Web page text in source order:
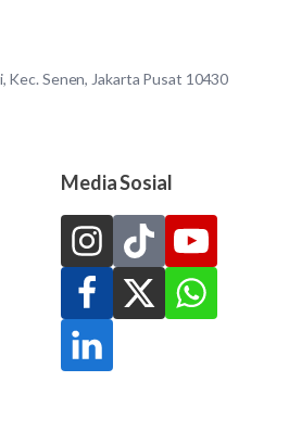
Kec. Senen, Jakarta Pusat 10430
Media Sosial